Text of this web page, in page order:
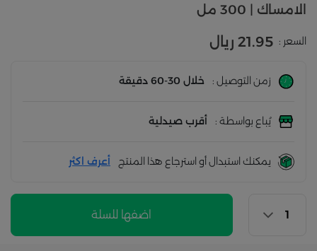
الامساك | 300 مل
السعر : 21.95 ريال
زمن التوصيل : خلال 30-60 دقيقة
يُباع بواسطة : أقرب صيدلية
يمكنك استبدال أو استرجاع هذا المنتج أعرف اكثر
اضفها للسلة